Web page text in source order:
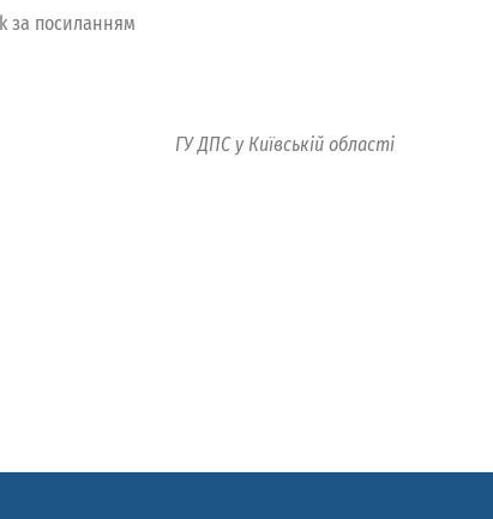
за посиланням
ГУ ДПС у Київській області